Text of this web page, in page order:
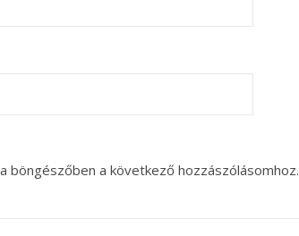
böngészőben a következő hozzászólásomhoz.